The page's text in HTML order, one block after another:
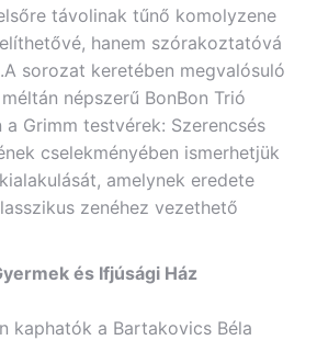
távolinak tűnő komolyzene
hanem szórakoztatóvá
sorozat keretében megvalósuló
népszerű BonBon Trió
a Grimm testvérek: Szerencsés
cselekményében ismerhetjük
amelynek eredete
zenéhez vezethető
és Ifjúsági Ház
kaphatók a Bartakovics Béla